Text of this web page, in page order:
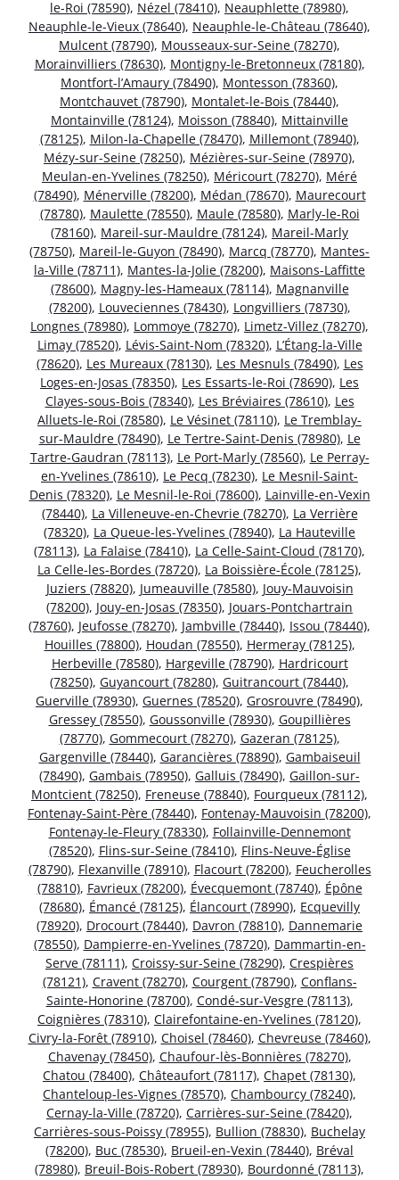
le-Roi (78590), Nézel (78410), Neauphlette (78980),
Neauphle-le-Vieux (78640), Neauphle-le-Château (78640),
Mulcent (78790), Mousseaux-sur-Seine (78270),
Morainvilliers (78630), Montigny-le-Bretonneux (78180),
Montfort-l’Amaury (78490), Montesson (78360),
Montchauvet (78790), Montalet-le-Bois (78440),
Montainville (78124), Moisson (78840), Mittainville
(78125), Milon-la-Chapelle (78470), Millemont (78940),
Mézy-sur-Seine (78250), Mézières-sur-Seine (78970),
Meulan-en-Yvelines (78250), Méricourt (78270), Méré
(78490), Ménerville (78200), Médan (78670), Maurecourt
(78780), Maulette (78550), Maule (78580), Marly-le-Roi
(78160), Mareil-sur-Mauldre (78124), Mareil-Marly
(78750), Mareil-le-Guyon (78490), Marcq (78770), Mantes-
la-Ville (78711), Mantes-la-Jolie (78200), Maisons-Laffitte
(78600), Magny-les-Hameaux (78114), Magnanville
(78200), Louveciennes (78430), Longvilliers (78730),
Longnes (78980), Lommoye (78270), Limetz-Villez (78270),
Limay (78520), Lévis-Saint-Nom (78320), L’Étang-la-Ville
(78620), Les Mureaux (78130), Les Mesnuls (78490), Les
Loges-en-Josas (78350), Les Essarts-le-Roi (78690), Les
Clayes-sous-Bois (78340), Les Bréviaires (78610), Les
Alluets-le-Roi (78580), Le Vésinet (78110), Le Tremblay-
sur-Mauldre (78490), Le Tertre-Saint-Denis (78980), Le
Tartre-Gaudran (78113), Le Port-Marly (78560), Le Perray-
en-Yvelines (78610), Le Pecq (78230), Le Mesnil-Saint-
Denis (78320), Le Mesnil-le-Roi (78600), Lainville-en-Vexin
(78440), La Villeneuve-en-Chevrie (78270), La Verrière
(78320), La Queue-les-Yvelines (78940), La Hauteville
(78113), La Falaise (78410), La Celle-Saint-Cloud (78170),
La Celle-les-Bordes (78720), La Boissière-École (78125),
Juziers (78820), Jumeauville (78580), Jouy-Mauvoisin
(78200), Jouy-en-Josas (78350), Jouars-Pontchartrain
(78760), Jeufosse (78270), Jambville (78440), Issou (78440),
Houilles (78800), Houdan (78550), Hermeray (78125),
Herbeville (78580), Hargeville (78790), Hardricourt
(78250), Guyancourt (78280), Guitrancourt (78440),
Guerville (78930), Guernes (78520), Grosrouvre (78490),
Gressey (78550), Goussonville (78930), Goupillières
(78770), Gommecourt (78270), Gazeran (78125),
Gargenville (78440), Garancières (78890), Gambaiseuil
(78490), Gambais (78950), Galluis (78490), Gaillon-sur-
Montcient (78250), Freneuse (78840), Fourqueux (78112),
Fontenay-Saint-Père (78440), Fontenay-Mauvoisin (78200),
Fontenay-le-Fleury (78330), Follainville-Dennemont
(78520), Flins-sur-Seine (78410), Flins-Neuve-Église
(78790), Flexanville (78910), Flacourt (78200), Feucherolles
(78810), Favrieux (78200), Évecquemont (78740), Épône
(78680), Émancé (78125), Élancourt (78990), Ecquevilly
(78920), Drocourt (78440), Davron (78810), Dannemarie
(78550), Dampierre-en-Yvelines (78720), Dammartin-en-
Serve (78111), Croissy-sur-Seine (78290), Crespières
(78121), Cravent (78270), Courgent (78790), Conflans-
Sainte-Honorine (78700), Condé-sur-Vesgre (78113),
Coignières (78310), Clairefontaine-en-Yvelines (78120),
Civry-la-Forêt (78910), Choisel (78460), Chevreuse (78460),
Chavenay (78450), Chaufour-lès-Bonnières (78270),
Chatou (78400), Châteaufort (78117), Chapet (78130),
Chanteloup-les-Vignes (78570), Chambourcy (78240),
Cernay-la-Ville (78720), Carrières-sur-Seine (78420),
Carrières-sous-Poissy (78955), Bullion (78830), Buchelay
(78200), Buc (78530), Brueil-en-Vexin (78440), Bréval
(78980), Breuil-Bois-Robert (78930), Bourdonné (78113),